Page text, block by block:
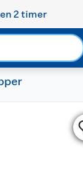
2 timer